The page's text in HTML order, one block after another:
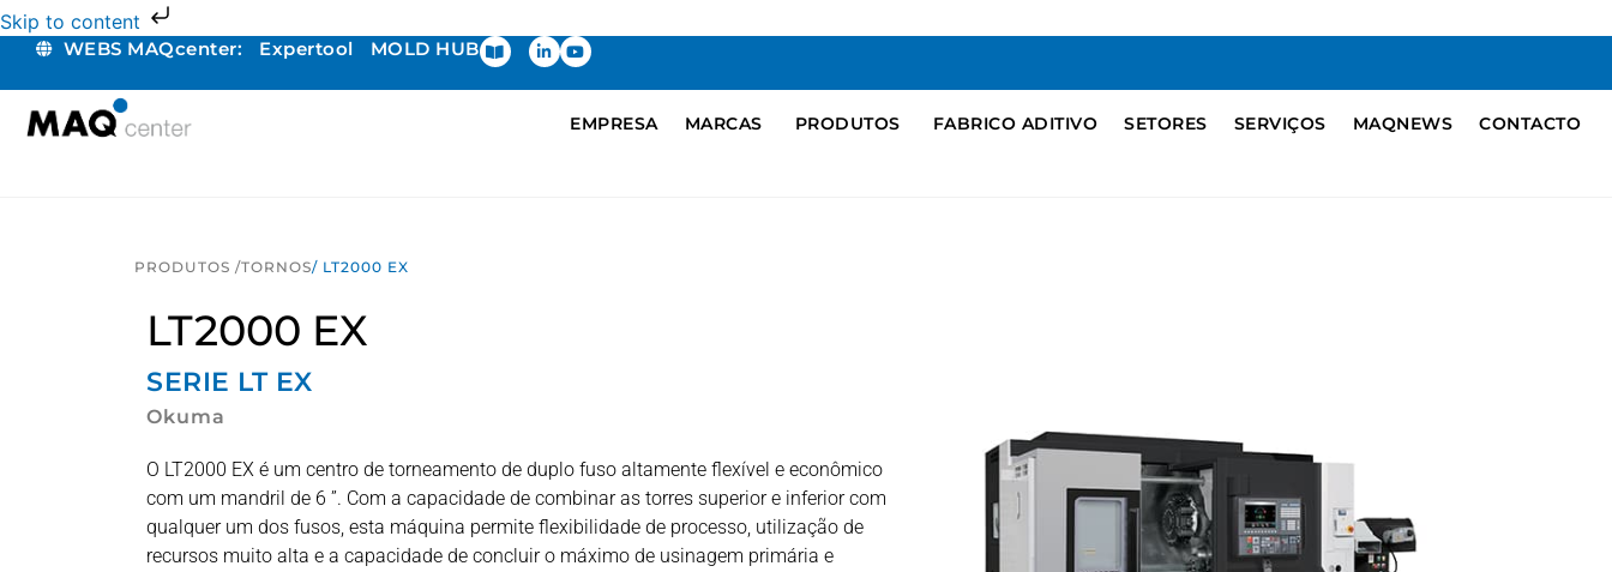
Skip to content
WEBS MAQcenter: Expertool MOLD HUB
EMPRESA MARCAS PRODUTOS FABRICO ADITIVO SETORES SERVIÇOS MAQNEWS CONTACTO
PRODUTOS /TORNOS/ LT2000 EX
LT2000 EX
SERIE LT EX
Okuma
O LT2000 EX é um centro de torneamento de duplo fuso altamente flexível e econômico
com um mandril de 6 ”. Com a capacidade de combinar as torres superior e inferior com
qualquer um dos fusos, esta máquina permite flexibilidade de processo, utilização de
recursos muito alta e a capacidade de concluir o máximo de usinagem primária e